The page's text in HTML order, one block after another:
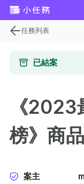
任務列表
已結案
《
榜》商
案主